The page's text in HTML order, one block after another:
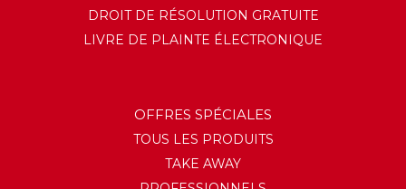
DROIT DE RÉSOLUTION GRATUITE
LIVRE DE PLAINTE ÉLECTRONIQUE
OFFRES SPÉCIALES
TOUS LES PRODUITS
TAKE AWAY